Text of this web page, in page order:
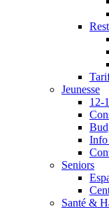
Jeunesse
12-
Info
Seniors
Santé &